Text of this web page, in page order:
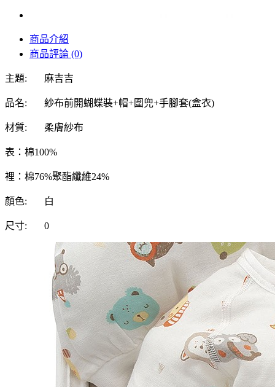
商品介紹
商品評論 (0)
主題: 麻吉吉
品名: 紗布前開蝴蝶裝+帽+圍兜+手腳套(盒衣)
材質: 柔膚紗布
表：棉100%
裡：棉76%聚酯纖維24%
顏色: 白
尺寸: 0